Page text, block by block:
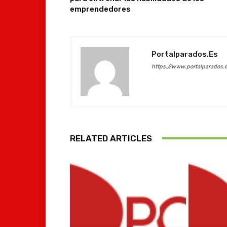
emprendedores
Portalparados.es
https://
RELATED ARTICLES